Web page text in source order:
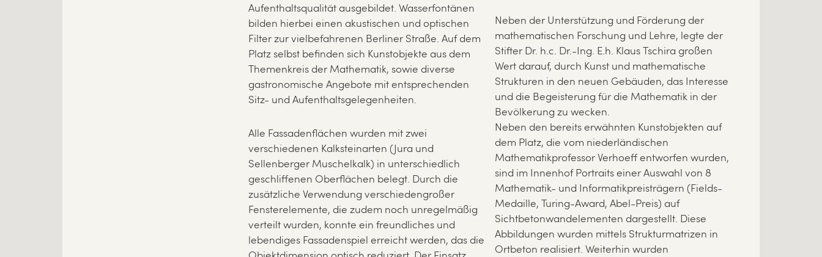
Aufenthaltsqualität ausgebildet. Wasserfontänen
bilden hierbei einen akustischen und optischen
Filter zur vielbefahrenen Berliner Straße. Auf dem
Platz selbst befinden sich Kunstobjekte aus dem
Themenkreis der Mathematik, sowie diverse
gastronomische Angebote mit entsprechenden
Sitz- und Aufenthaltsgelegenheiten.
Alle Fassadenflächen wurden mit zwei
verschiedenen Kalksteinarten (Jura und
Sellenberger Muschelkalk) in unterschiedlich
geschliffenen Oberflächen belegt. Durch die
zusätzliche Verwendung verschiedengroßer
Fensterelemente, die zudem noch unregelmäßig
verteilt wurden, konnte ein freundliches und
lebendiges Fassadenspiel erreicht werden, das die
Neben der Unterstützung und Förderung der
mathematischen Forschung und Lehre, legte der
Stifter Dr. h.c. Dr.-Ing. E.h. Klaus Tschira großen
Wert darauf, durch Kunst und mathematische
Strukturen in den neuen Gebäuden, das Interesse
und die Begeisterung für die Mathematik in der
Bevölkerung zu wecken.
Neben den bereits erwähnten Kunstobjekten auf
dem Platz, die vom niederländischen
Mathematikprofessor Verhoeff entworfen wurden,
sind im Innenhof Portraits einer Auswahl von 8
Mathematik- und Informatikpreisträgern (Fields-
Medaille, Turing-Award, Abel-Preis) auf
Sichtbetonwandelementen dargestellt. Diese
Abbildungen wurden mittels Strukturmatrizen in
Ortbeton realisiert. Weiterhin wurden